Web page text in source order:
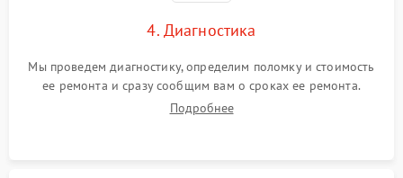
4. Диагностика
Мы проведем диагностику, определим поломку и стоимость
ее ремонта и сразу сообщим вам о сроках ее ремонта.
Подробнее